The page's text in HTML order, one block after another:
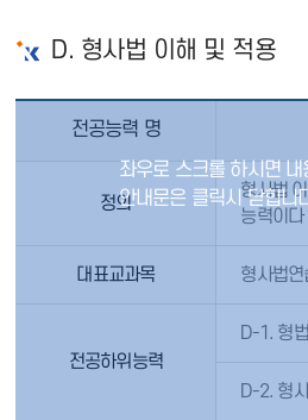
D. 형사법 이해 및 적용
전공능력 명
정의
형사법
능력이다
대표교과목 형사법연
전공하위능력
D-1. 형
D-2. 형